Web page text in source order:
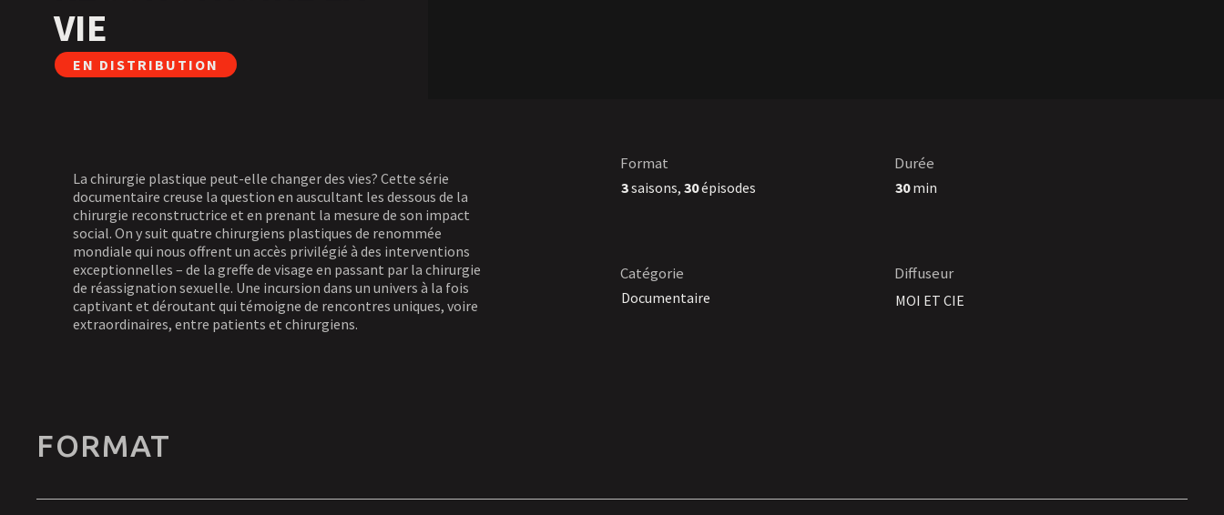
VIE
EN DISTRIBUTION
La chirurgie plastique peut-elle changer des vies? Cette série
documentaire creuse la question en auscultant les dessous de la
chirurgie reconstructrice et en prenant la mesure de son impact
social. On y suit quatre chirurgiens plastiques de renommée
mondiale qui nous offrent un accès privilégié à des interventions
exceptionnelles – de la greffe de visage en passant par la chirurgie
de réassignation sexuelle. Une incursion dans un univers à la fois
captivant et déroutant qui témoigne de rencontres uniques, voire
extraordinaires, entre patients et chirurgiens.
Format
3saisons, 30épisodes
Durée
30min
Catégorie
Documentaire
Diffuseur
MOI ET CIE
FORMAT